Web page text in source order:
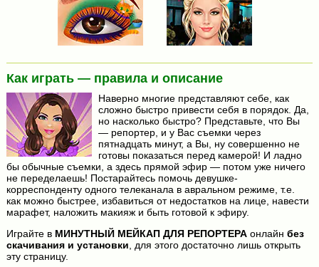
Как играть — правила и описание
Наверно многие представляют себе, как
сложно быстро привести себя в порядок. Да,
но насколько быстро? Представьте, что Вы
— репортер, и у Вас съемки через
пятнадцать минут, а Вы, ну совершенно не
готовы показаться перед камерой! И ладно
бы обычные съемки, а здесь прямой эфир — потом уже ничего
не переделаешь! Постарайтесь помочь девушке-
корреспонденту одного телеканала в авральном режиме, т.е.
как можно быстрее, избавиться от недостатков на лице, навести
марафет, наложить макияж и быть готовой к эфиру.
Играйте в МИНУТНЫЙ МЕЙКАП ДЛЯ РЕПОРТЕРАонлайн без
скачивания и установки , для этого достаточно лишь открыть
эту страницу.